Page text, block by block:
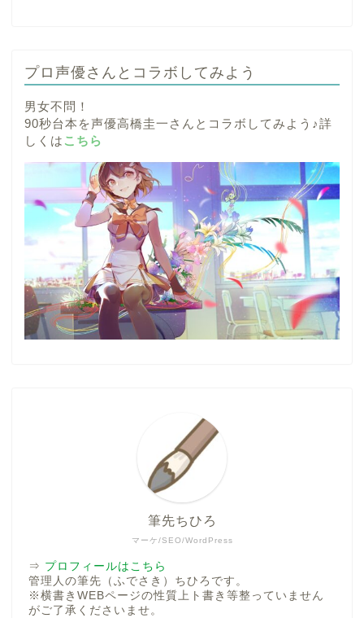
プロ声優さんとコラボしてみよう
男女不問！
90秒台本を声優高橋圭一さんとコラボしてみよう♪詳
しくは こちら
マーケ/SEO/WordPress
筆先ちひろ
⇒ プロフィールはこちら
管理人の筆先（ふでさき）ちひろです。
※横書きWEBページの性質上ト書き等整っていません
がご了承くださいませ。